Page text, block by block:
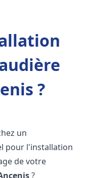
?
un
pour l'installation
de votre
?